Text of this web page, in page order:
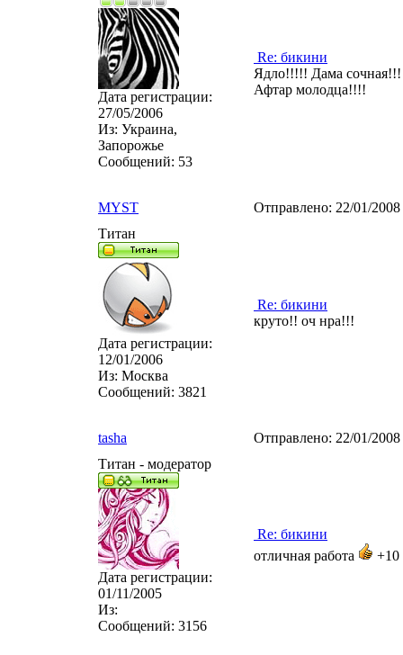
Дата регистрации:
27/05/2006
Из: Украина,
Запорожье
Сообщений: 53
Re: бикини
Ядло!!!!! Дама
Афтар молодца!!!!
MYST Отправлено: 22/01/
Титан
Дата регистрации:
12/01/2006
Из: Москва
Сообщений: 3821
Re: бикини
круто!! оч нра!!!
tasha Отправлено: 22/01/
Титан - модератор
Дата регистрации:
01/11/2005
Из:
Сообщений: 3156
Re: бикини
отличная работа
+10